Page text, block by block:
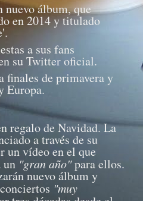
nuevo álbum, que
en 2014 y titulado
a sus fans
su Twitter oficial.
finales de primavera y
Europa.
regalo de Navidad. La
a través de su
un vídeo en el que
un "gran año"para ellos.
nuevo álbum y
"muy